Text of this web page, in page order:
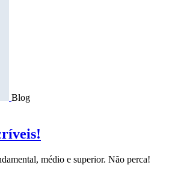
Blog
médio e superior. Não perca!